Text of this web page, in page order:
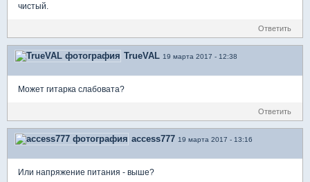
чистый.
Ответить
TrueVAL 19 марта 2017 - 12:38
Может гитарка слабовата?
Ответить
access777 19 марта 2017 - 13:16
Или напряжение питания - выше?